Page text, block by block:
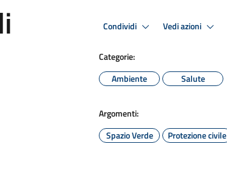
Condividi Vedi azioni
Categorie:
Ambiente
Salute
Argomenti:
Spazio Verde
Protezione civile